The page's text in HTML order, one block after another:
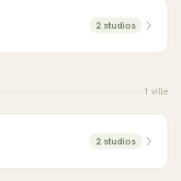
2 studios
1 ville
2 studios